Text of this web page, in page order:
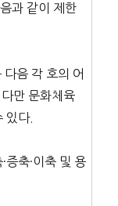
과 같이 제한
음 각 호의 어
만 문화체육
있다.
증축·이축 및 용